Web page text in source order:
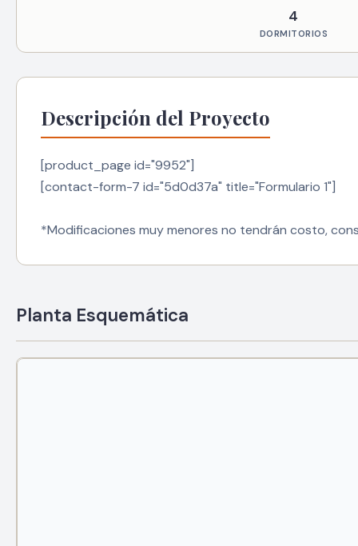
4
DORMITORIOS
Descripción del Proyecto
[product_page id="9952"]
[contact-form-7 id="5d0d37a" title="Formulario 1"]
*Modificaciones muy menores no tendrán costo,
Planta Esquemática